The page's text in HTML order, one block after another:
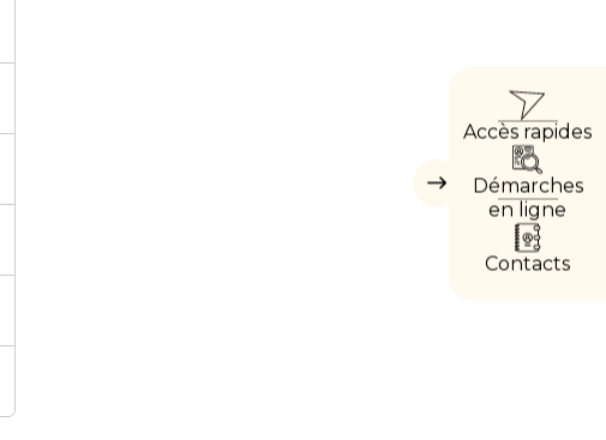
Masquer
Accès rapides
Démarches
en ligne
Contacts